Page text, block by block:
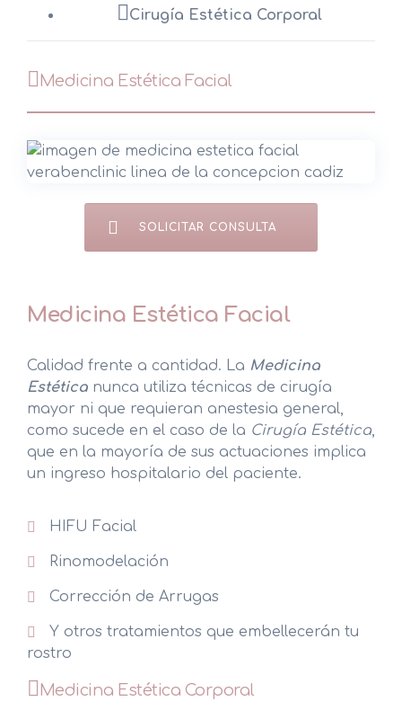
Cirugía Estética Corporal
Medicina Estética Facial
SOLICITAR CONSULTA
Medicina Estética Facial
Calidad frente a cantidad. La Medicina
Estética nunca utiliza técnicas de cirugía
mayor ni que requieran anestesia general,
como sucede en el caso de la Cirugía Estética,
que en la mayoría de sus actuaciones implica
un ingreso hospitalario del paciente.
HIFU Facial
Rinomodelación
Corrección de Arrugas
Y otros tratamientos que embellecerán tu
rostro
Medicina Estética Corporal